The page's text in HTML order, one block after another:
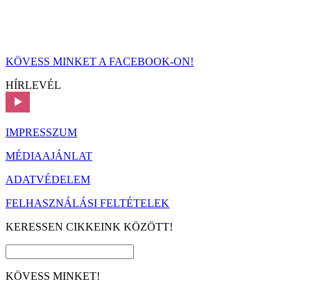
KÖVESS MINKET A FACEBOOK-ON!
HÍRLEVÉL
IMPRESSZUM
MÉDIAAJÁNLAT
ADATVÉDELEM
FELHASZNÁLÁSI FELTÉTELEK
KERESSEN CIKKEINK KÖZÖTT!
KÖVESS MINKET!